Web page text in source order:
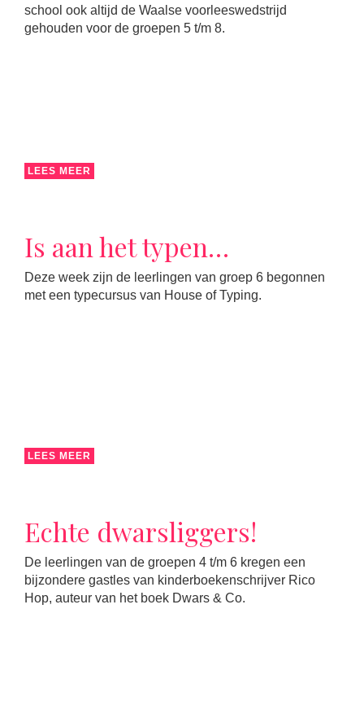
school ook altijd de Waalse voorleeswedstrijd
gehouden voor de groepen 5 t/m 8.
LEES MEER
Is aan het typen…
Deze week zijn de leerlingen van groep 6 begonnen
met een typecursus van House of Typing.
LEES MEER
Echte dwarsliggers!
De leerlingen van de groepen 4 t/m 6 kregen een
bijzondere gastles van kinderboekenschrijver Rico
Hop, auteur van het boek Dwars & Co.